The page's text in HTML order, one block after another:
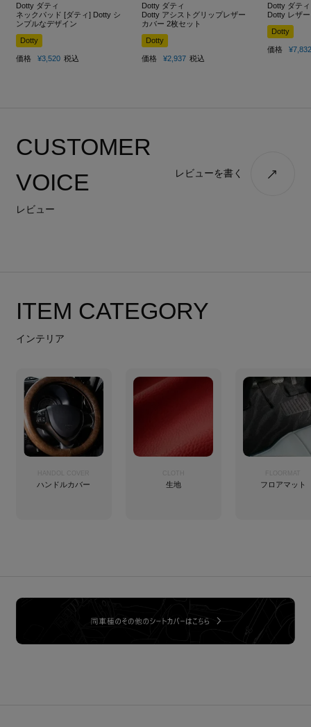
Dotty ダティ
ネックパッド [ダティ] Dotty シ
ンプルなデザイン
Dotty
価格 ¥3,520 税込
Dotty ダティ
Dotty アシストグリップレザー
カバー 2枚セット
Dotty
価格 ¥2,937 税込
Dotty ダティ
Dotty レザ
Dotty
価格 ¥7,832
CUSTOMER
VOICE
レビュー
レビューを書く
ITEM CATEGORY
インテリア
ハンドルカバー 生地 フロアマット